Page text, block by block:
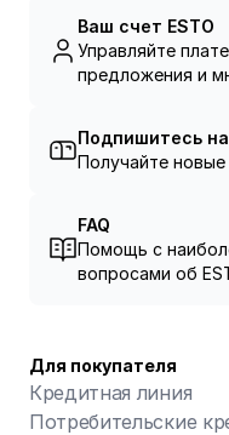
Для покупателя
Кредитная линия
Потребительские
Ваш счет ESTO
Управляйте
предложения и
Подпишитесь
Получайте
FAQ
Помощь с
вопросами об